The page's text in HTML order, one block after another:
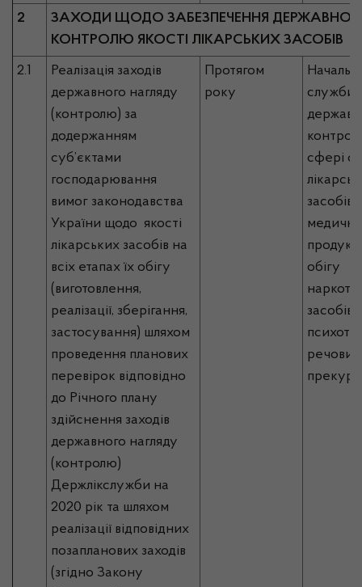
2
ЗАХОДИ ЩОДО ЗАБЕЗПЕЧЕННЯ
КОНТРОЛЮ ЯКОСТІ ЛІКАРСЬКИХ ЗАСОБІВ
2.1
Реалізація заходів
державного нагляду
(контролю) за
додержанням
суб’єктами
господарювання
вимог законодавства
України щодо якості
лікарських засобів на
всіх етапах їх обігу
(виготовлення,
реалізації, зберігання,
застосування) шляхом
проведення планових
перевірок відповідно
до Річного плану
здійснення заходів
державного нагляду
(контролю)
Держлікслужби на
2020 рік та шляхом
реалізації відповідних
позапланових заходів
(згідно Закону
Протягом
року
служби,
сфері
засобів,
обігу
засобів,
речовин